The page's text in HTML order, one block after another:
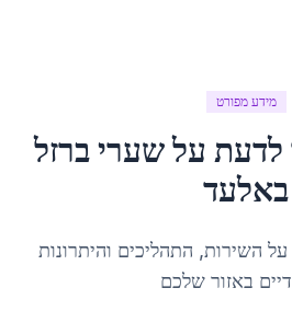
מידע מפורט
לדעת עלשערי ברזל
באלעד
השירות, התהליכים והיתרונות
באזור שלכם